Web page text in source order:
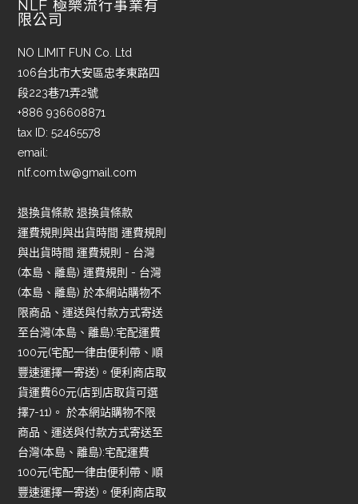
NLF 極樂流行事業有
限公司
NO LIMIT FUN Co. Ltd
106台北市大安區忠孝東路四
段223巷71弄2號
+886 936608871
tax ID: 52465578
email:
nlf.com.tw@gmail.com
退換貨條款 退換貨條款
運費規則與出貨時間 運費規則
與出貨時間 運費規則 - 台灣
(本島、離島) 運費規則 - 台灣
(本島、離島) 於本網站購物不
限商品、運送與付款方式寄送
至台灣(本島、離島):宅配運費
100元(宅配一律由便利帶、順
豐速運擇一寄送)。便利商店取
貨運費60元(店到店取貨可選
擇7-11)。 於本網站購物不限
商品、運送與付款方式寄送至
台灣(本島、離島):宅配運費
100元(宅配一律由便利帶、順
豐速運擇一寄送)。便利商店取